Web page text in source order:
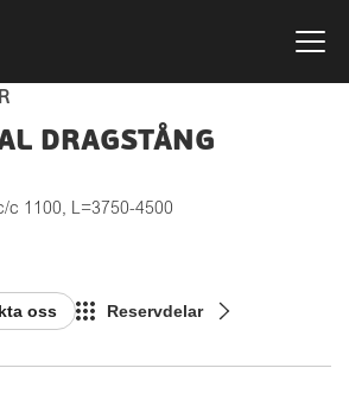
DRAGSTÅNG
c 1100, L=3750-4500
oss Reservdelar